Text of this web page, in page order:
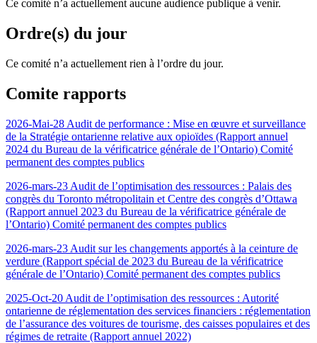
Ce comité n’a actuellement aucune audience publique à venir.
Ordre(s) du jour
Ce comité n’a actuellement rien à l’ordre du jour.
Comite rapports
2026-Mai-28 Audit de performance : Mise en œuvre et surveillance
de la Stratégie ontarienne relative aux opioïdes (Rapport annuel
2024 du Bureau de la vérificatrice générale de l’Ontario) Comité
permanent des comptes publics
2026-mars-23 Audit de l’optimisation des ressources : Palais des
congrès du Toronto métropolitain et Centre des congrès d’Ottawa
(Rapport annuel 2023 du Bureau de la vérificatrice générale de
l’Ontario) Comité permanent des comptes publics
2026-mars-23 Audit sur les changements apportés à la ceinture de
verdure (Rapport spécial de 2023 du Bureau de la vérificatrice
générale de l’Ontario) Comité permanent des comptes publics
2025-Oct-20 Audit de l’optimisation des ressources : Autorité
ontarienne de réglementation des services financiers : réglementation
de l’assurance des voitures de tourisme, des caisses populaires et des
régimes de retraite (Rapport annuel 2022)